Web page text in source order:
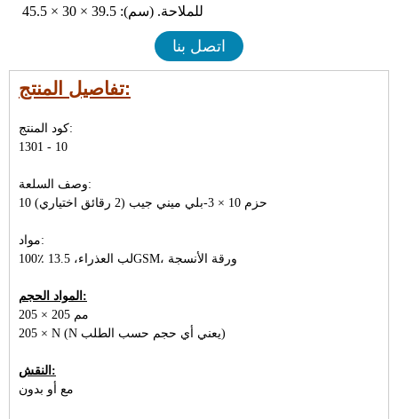
للملاحة. (سم): 39.5 × 30 × 45.5
اتصل بنا
تفاصيل المنتج:
كود المنتج:
1301 - 10
وصف السلعة:
10 حزم 10 × 3-بلي ميني جيب (2 رقائق اختياري)
مواد:
100٪ لب العذراء، 13.5GSM، ورقة الأنسجة
المواد الحجم:
205 × 205 مم
205 × N (N يعني أي حجم حسب الطلب)
النقش: